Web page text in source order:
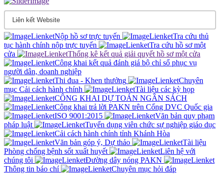
Nộp hồ sơ trực tuyến
Tra cứu thủ
tục hành chính nộp trực tuyến
Tra cứu hồ sơ một
cửa
Thống kê kết quả giải quyết hồ sơ một cửa
Công khai kết quả đánh giá bộ chỉ sổ phục vụ
người dân, doanh nghiệp
Thi đua - Khen thưởng
Chuyên
mục Cải cách hành chính
Tài liệu các kỳ họp
CÔNG KHAI DỰ TOÁN NGÂN SÁCH
Công khai trả lời PAKN trên Cổng DVC Quốc gia
ISO 9001:2015
Văn bản quy phạm
pháp luật
Tuyển dụng viên chức sự nghiệp giáo dục
Cải cách hành chính tỉnh Khánh Hòa
Văn bản góp ý, Dự thảo
Tài liệu
Phòng chống bệnh sốt xuất huyết
Liên hệ với
chúng tôi
Đường dây nóng PAKN
Thông tin báo chí
Chuyên mục hỏi đáp